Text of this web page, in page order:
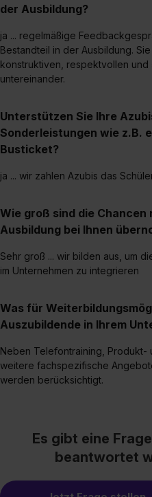
II). Du kannst die von dir
Datenschutzerklärung unter
Einstellungen“ widerrufen.
einzelnen Cookies findest
der Ausbildung?
ja ... regelmäßige
Bestandteil in der Ausbildung.
konstruktiven, respektvollen und
untereinander.
Unterstützen Sie Ihre
Sonderleistungen wie z.B.
Busticket?
ja ... wir zahlen Azubis das
Wie groß sind die
Ausbildung bei Ihnen
Sehr groß ... wir bilden aus, um
im Unternehmen zu integrieren
Was für
Auszubildende in Ihrem
Neben Telefontraining, Produkt-
weitere fachspezifische
werden berücksichtigt.
Es gibt eine
beantwortet